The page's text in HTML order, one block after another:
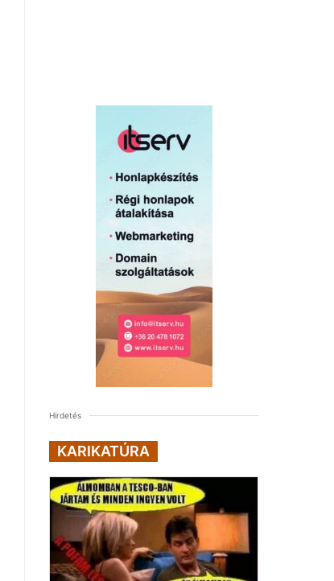
Hirdetés
KARIKATÚRA